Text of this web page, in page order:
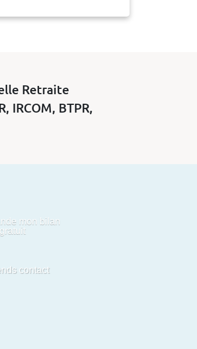
Retraite
IRCOM, BTPR,
mon bilan
gratuit
contact